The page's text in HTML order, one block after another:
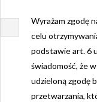
Wyrażam zgodę
celu
podstawie art. 6
świadomość, że
udzieloną zgodę
przetwarzania,